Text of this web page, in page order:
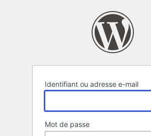
Identifiant ou adresse e-mail
Mot de passe